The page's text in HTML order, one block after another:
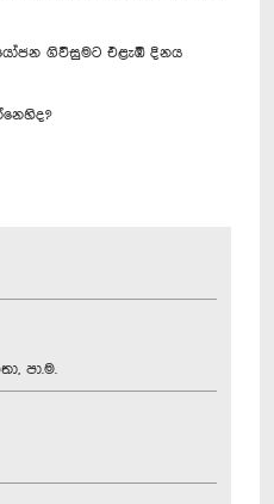
ගිවිසුමට එළැඹි දිනය
පා.ම.